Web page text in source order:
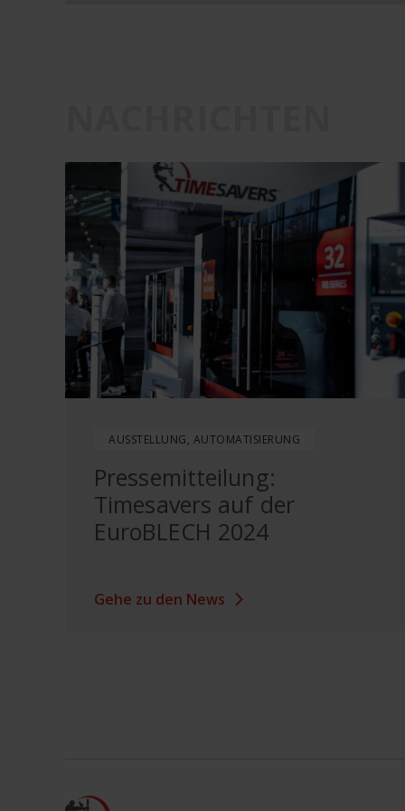
AUSSTELLUNG, AUTOMATISIERUNG
Pressemitteilung:
Timesavers auf der
EuroBLECH 2024
Gehe zu den News